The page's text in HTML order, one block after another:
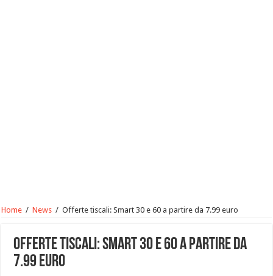
Home / News / Offerte tiscali: Smart 30 e 60 a partire da 7.99 euro
Offerte tiscali: Smart 30 e 60 a partire da
7.99 euro